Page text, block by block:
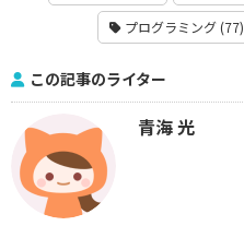
プログラミング (77)
この記事のライター
青海 光